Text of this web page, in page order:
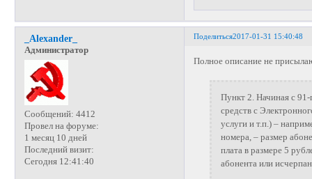
Поделиться2017-01-31 15:40:48
_Alexander_
Администратор
Сообщений: 4412
Провел на форуме:
1 месяц 10 дней
Последний визит:
Сегодня 12:41:40
Полное описание не
Пункт 2. Начиная с 91-
средств с
услуги и т.п.) –
номера, – размер
плата в размере 5
абонента или